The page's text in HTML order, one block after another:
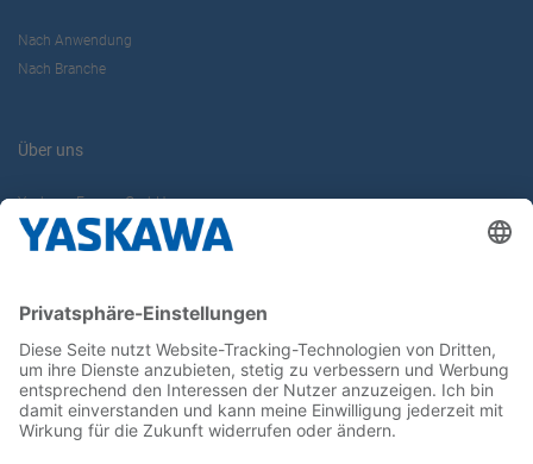
Nach Anwendung
Nach Branche
Über uns
Yaskawa Europe GmbH
Karriere
Newsletter